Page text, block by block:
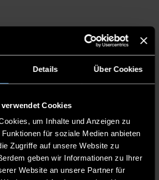
Details Über Cookies
Cookies
um Inhalte und Anzeigen zu
für soziale Medien anbieten
Zugriffe auf unsere Website zu
geben wir Informationen zu Ihrer
Website an unsere Partner für